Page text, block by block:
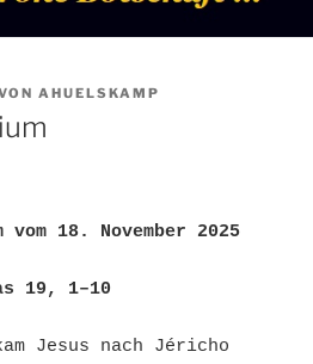
AHUELSKAMP
vom 18. November 2025
19, 1–10
Jesus nach Jéricho